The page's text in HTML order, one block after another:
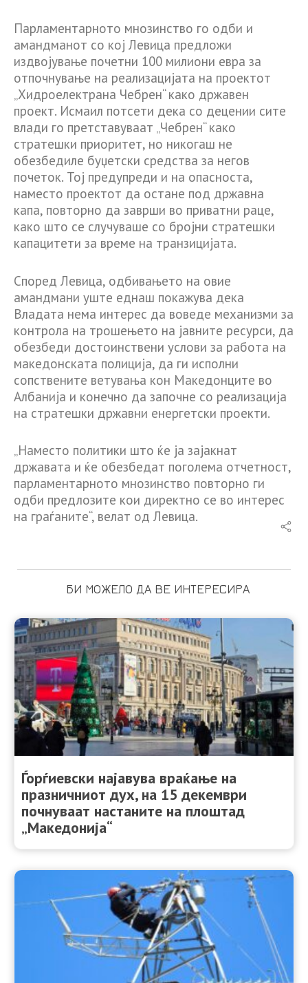
Парламентарното мнозинство го одби и
амандманот со кој Левица предложи
издвојување почетни 100 милиони евра за
отпочнување на реализацијата на проектот
„Хидроелектрана Чебрен“ како државен
проект. Исмаил потсети дека со децении сите
влади го претставуваат „Чебрен“ како
стратешки приоритет, но никогаш не
обезбедиле буџетски средства за негов
почеток. Тој предупреди и на опасноста,
наместо проектот да остане под државна
капа, повторно да заврши во приватни раце,
како што се случуваше со бројни стратешки
капацитети за време на транзицијата.
Според Левица, одбивањето на овие
амандмани уште еднаш покажува дека
Владата нема интерес да воведе механизми за
контрола на трошењето на јавните ресурси, да
обезбеди достоинствени услови за работа на
македонската полиција, да ги исполни
сопствените ветувања кон Македонците во
Албанија и конечно да започне со реализација
на стратешки државни енергетски проекти.
„Наместо политики што ќе ја зајакнат
државата и ќе обезбедат поголема отчетност,
парламентарното мнозинство повторно ги
одби предлозите кои директно се во интерес
на граѓаните“, велат од Левица.
БИ МОЖЕЛО ДА ВЕ ИНТЕРЕСИРА
Ѓорѓиевски најавува враќање на
празничниот дух, на 15 декември
почнуваат настаните на плоштад
„Македонија“